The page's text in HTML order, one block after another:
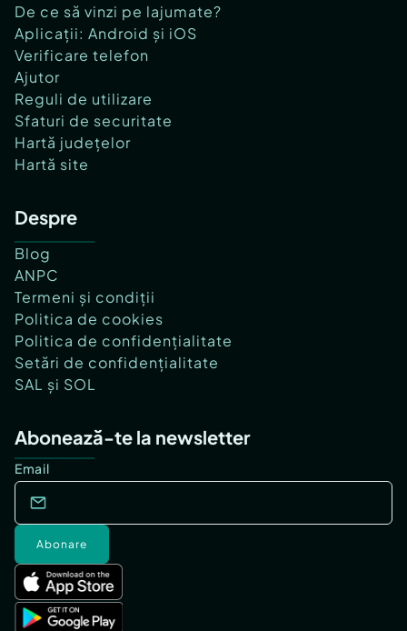
De ce să vinzi pe lajumate?
Aplicații: Android și iOS
Verificare telefon
Ajutor
Reguli de utilizare
Sfaturi de securitate
Hartă județelor
Hartă site
Despre
Blog
ANPC
Termeni și condiții
Politica de cookies
Politica de confidențialitate
Setări de confidențialitate
SAL și SOL
Abonează-te la newsletter
Email
Abonare